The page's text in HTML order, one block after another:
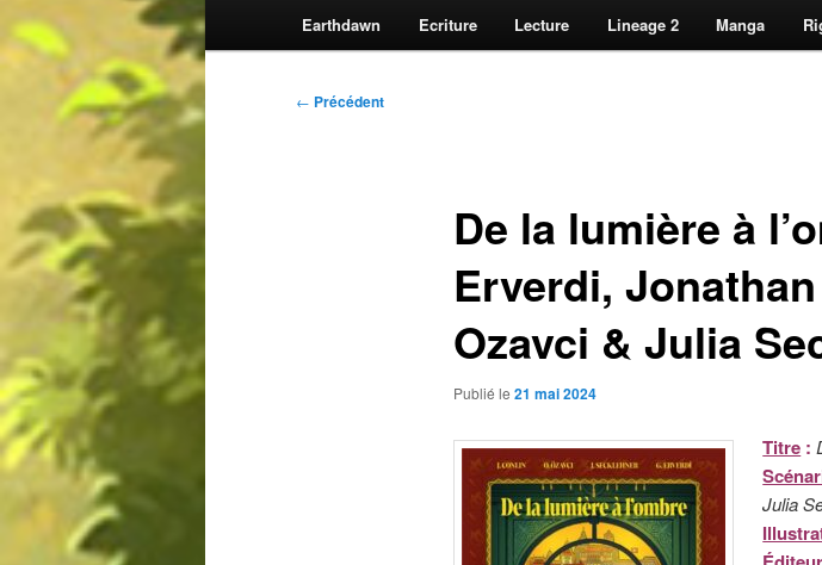
Earthdawn Ecriture Lecture Lineage 2 Manga
Navigation
← Précédent
De la lumière à
Erverdi,
Ozavci & Julia
Publié le 21 mai 2024
Titre :
Julia